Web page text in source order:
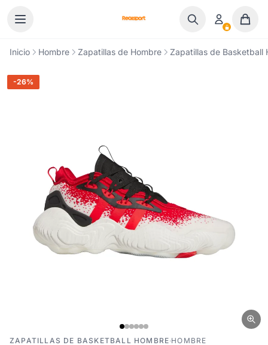
Inicio Hombre Zapatillas de Hombre Zapatillas de Basketball
-26%
ZAPATILLAS DE BASKETBALL HOMBRE·HOMBRE